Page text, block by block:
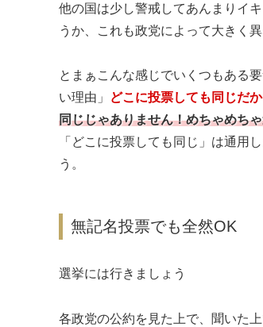
他の国は少し警戒してあんまりイ
うか、これも政党によって大きく異
とまぁこんな感じでいくつもある
い理由」
どこに投票しても同じだ
同じじゃありません！めちゃめち
「どこに投票しても同じ」は通用
う。
無記名投票でも全然OK
選挙には行きましょう
各政党の公約を見た上で、聞いた